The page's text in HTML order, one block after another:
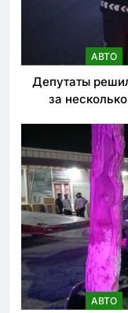
АВТО
Депутаты
за
АВТО